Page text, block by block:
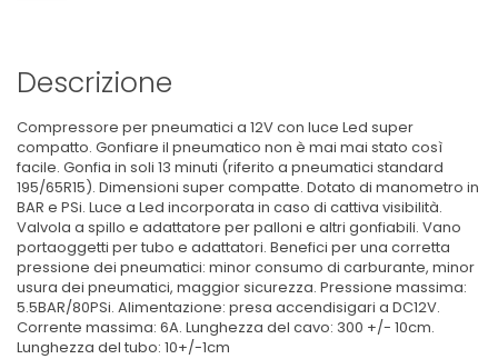
Descrizione
Compressore per pneumatici a 12V con luce Led super
compatto. Gonfiare il pneumatico non è mai mai stato così
facile. Gonfia in soli 13 minuti (riferito a pneumatici standard
195/65R15). Dimensioni super compatte. Dotato di manometro in
BAR e PSi. Luce a Led incorporata in caso di cattiva visibilità.
Valvola a spillo e adattatore per palloni e altri gonfiabili. Vano
portaoggetti per tubo e adattatori. Benefici per una corretta
pressione dei pneumatici: minor consumo di carburante, minor
usura dei pneumatici, maggior sicurezza. Pressione massima:
5.5BAR/80PSi. Alimentazione: presa accendisigari a DC12V.
Corrente massima: 6A. Lunghezza del cavo: 300 +/- 10cm.
Lunghezza del tubo: 10+/-1cm